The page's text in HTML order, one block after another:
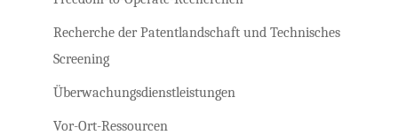
Recherche der Patentlandschaft und Technisches
Screening
Überwachungsdienstleistungen
Vor-Ort-Ressourcen